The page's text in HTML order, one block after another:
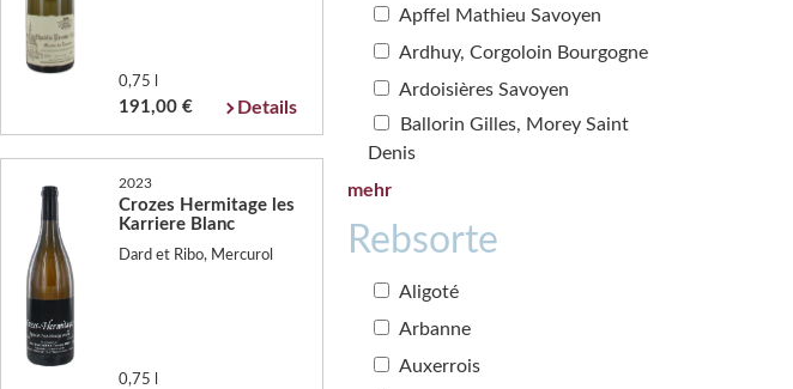
0,75 l
191,00 € Details
2023
Crozes Hermitage les
Karriere Blanc
Dard et Ribo, Mercurol
0,75 l
Apffel Mathieu Savoyen
Ardhuy, Corgoloin Bourgogne
Ardoisières Savoyen
Ballorin Gilles, Morey Saint
Denis
mehr
Rebsorte
Aligoté
Arbanne
Auxerrois